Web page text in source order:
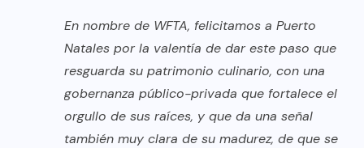
En nombre de WFTA, felicitamos a Puerto
Natales por la valentía de dar este paso que
resguarda su patrimonio culinario, con una
gobernanza público-privada que fortalece el
orgullo de sus raíces, y que da una señal
también muy clara de su madurez, de que se